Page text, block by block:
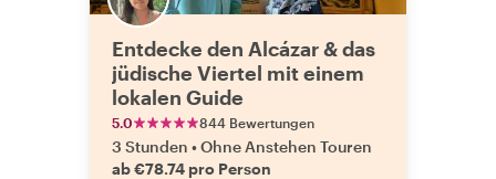
Entdecke den Alcázar & das
jüdische Viertel mit einem
lokalen Guide
5.0 844 Bewertungen
3 Stunden •Ohne Anstehen Touren
ab €78.74 pro Person